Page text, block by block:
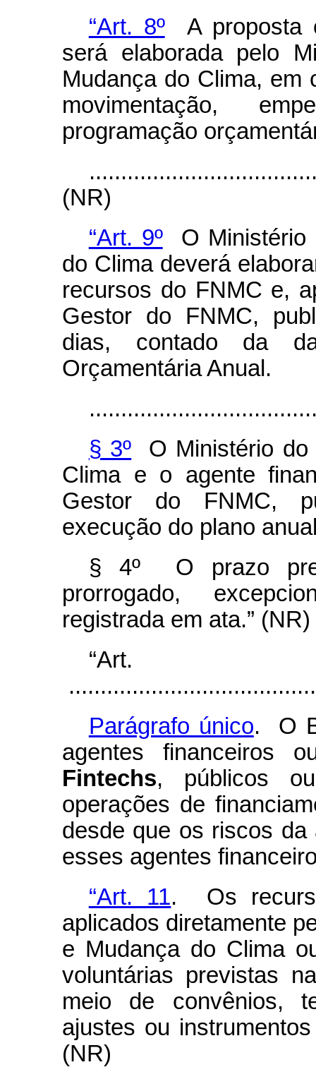
“Art. 8ºA proposta
será elaborada pelo
Mudança do Clima, em
movimentação,
programação
(NR)
“Art. 9ºO Ministério
do Clima deverá
recursos do FNMC e,
Gestor do FNMC,
dias, contado da
Orçamentária Anual.
§ 3º O Ministério do
Clima e o agente
Gestor do FNMC,
execução do plano
§ 4º O prazo
prorrogado,
registrada em ata.” (NR)
Parágrafo único. O
agentes financeiros
Fintechs, públicos
operações de
desde que os riscos da
esses agentes
“Art. 11. Os
aplicados diretamente
e Mudança do Clima
voluntárias previstas
meio de convênios,
ajustes ou
(NR)